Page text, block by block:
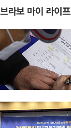
브라보 마이 라이프